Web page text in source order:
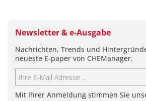
Newsletter & e-Ausgabe
Nachrichten, Trends und
neueste E-paper von CHEManager.
Mit Ihrer Anmeldung stimmen Sie